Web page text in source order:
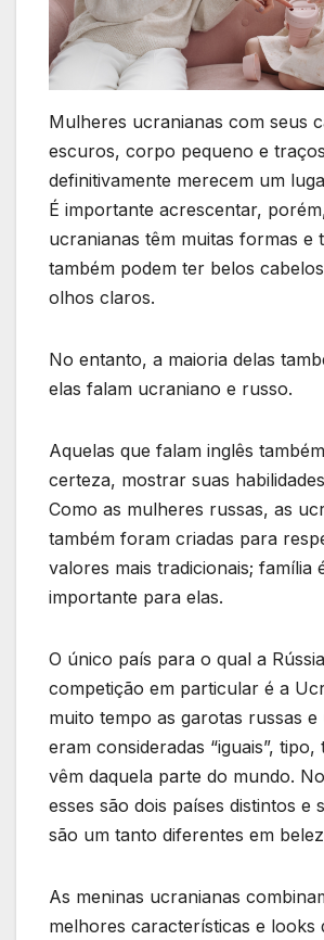
Mulheres ucranianas com seus
escuros, corpo pequeno e
definitivamente merecem um
É importante acrescentar,
ucranianas têm muitas formas e
também podem ter belos
olhos claros.
No entanto, a maioria delas
elas falam ucraniano e russo.
Aquelas que falam inglês
certeza, mostrar suas
Como as mulheres russas, as
também foram criadas para
valores mais tradicionais; família
importante para elas.
O único país para o qual a
competição em particular é a
muito tempo as garotas russas e
eram consideradas “iguais”, tipo,
vêm daquela parte do mundo.
esses são dois países distintos e
são um tanto diferentes em
As meninas ucranianas
melhores características e looks